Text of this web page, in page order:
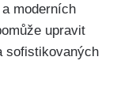
moderních
upravit
sofistikovaných